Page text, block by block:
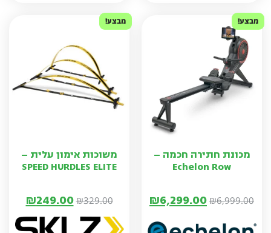
מבצע!
מכונת חתירה חכמה –
Echelon Row
₪6,999.00
₪6,299.00
מבצע!
משוכות אימון עלית –
SPEED HURDLES ELITE
₪329.00
₪249.00